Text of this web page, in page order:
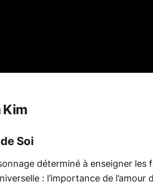
Kim
Soi
déterminé à enseigner les
: l’importance de l’amour